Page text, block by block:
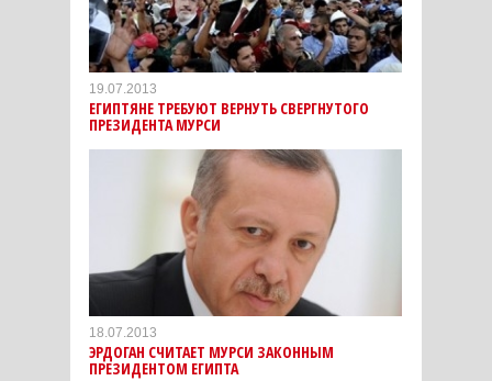
19.07.2013
ЕГИПТЯНЕ ТРЕБУЮТ ВЕРНУТЬ СВЕРГНУТОГО
ПРЕЗИДЕНТА МУРСИ
18.07.2013
ЭРДОГАН СЧИТАЕТ МУРСИ ЗАКОННЫМ
ПРЕЗИДЕНТОМ ЕГИПТА